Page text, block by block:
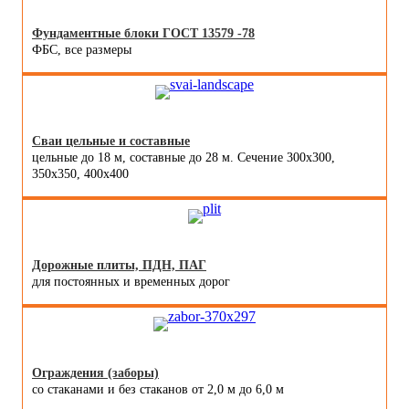
Фундаментные блоки ГОСТ 13579 -78
ФБС, все размеры
Сваи цельные и составные
цельные до 18 м, составные до 28 м. Сечение 300x300,
350x350, 400х400
Дорожные плиты, ПДН, ПАГ
для постоянных и временных дорог
Ограждения (заборы)
со стаканами и без стаканов от 2,0 м до 6,0 м